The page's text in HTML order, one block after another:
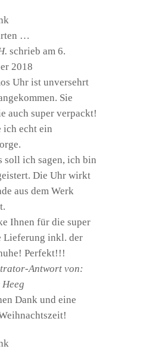
…
schrieb am 6.
2018
Uhr ist unver­sehrt
Sie
auch super ver­packt!
ich echt ein
soll ich sagen, ich bin
Die Uhr wirkt
aus dem Werk
Ihnen für die super
Lie­fe­rung inkl. der
Perfekt!!!
Ant­wort von:
Dank und eine